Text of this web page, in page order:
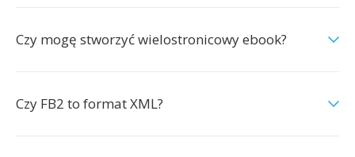
Czy mogę stworzyć wielostronicowy ebook?
Czy FB2 to format XML?